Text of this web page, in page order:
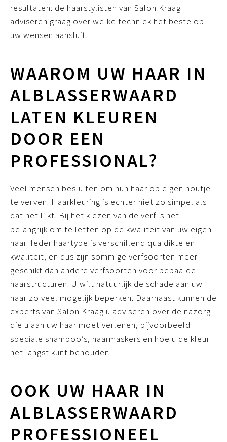
resultaten: de haarstylisten van Salon Kraag
adviseren graag over welke techniek het beste op
uw wensen aansluit.
WAAROM UW HAAR IN
ALBLASSERWAARD
LATEN KLEUREN
DOOR EEN
PROFESSIONAL?
Veel mensen besluiten om hun haar op eigen houtje
te verven. Haarkleuring is echter niet zo simpel als
dat het lijkt. Bij het kiezen van de verf is het
belangrijk om te letten op de kwaliteit van uw eigen
haar. Ieder haartype is verschillend qua dikte en
kwaliteit, en dus zijn sommige verfsoorten meer
geschikt dan andere verfsoorten voor bepaalde
haarstructuren. U wilt natuurlijk de schade aan uw
haar zo veel mogelijk beperken. Daarnaast kunnen de
experts van Salon Kraag u adviseren over de nazorg
die u aan uw haar moet verlenen, bijvoorbeeld
speciale shampoo’s, haarmaskers en hoe u de kleur
het langst kunt behouden.
OOK UW HAAR IN
ALBLASSERWAARD
PROFESSIONEEL